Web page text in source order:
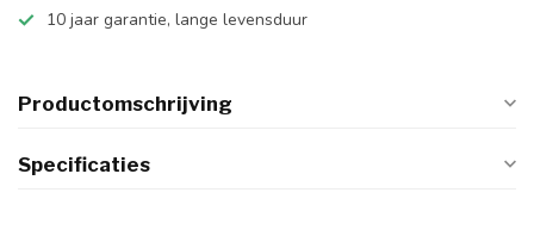
10 jaar garantie, lange levensduur
Productomschrijving
Specificaties